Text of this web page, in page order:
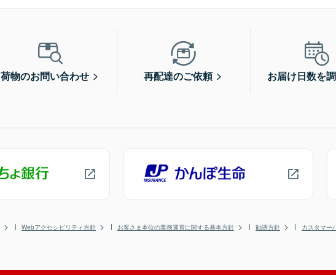
荷物のお問い合わせ 再配達のご依頼 お届け日数を
Webアクセシビリティ方針 お客さま本位の業務運営に関する基本方針 勧誘方針 カスタマー